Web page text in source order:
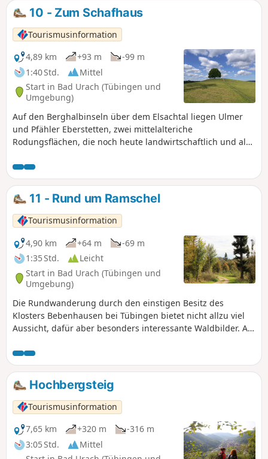
begangen, oder - wie die Fachleute sagen - befahren
werden, aber eine Wanderung entlang der Elsach zum
wildromantischen Talschluss mit dem eindrucksvollen
Portal der Falkensteiner Höhle lohnt sich dennoch. Der
Rückweg ist mit dem Hinweg identisch.
10 - Zum Schafhaus
Tourismusinformation
4,89 km
+93 m
-99 m
1:40 Std.
Mittel
Start in Bad Urach (Tübingen und
Umgebung)
Auf den Berghalbinseln über dem Elsachtal liegen Ulmer
und Pfähler Eberstetten, zwei mittelalteriche
Rodungsflächen, die noch heute landwirtschaftlich und als
abwechslungsreiche Rundwanderung auf gut ausgebauten
Feld- und Waldwegen. Ungefähr die Hälfte der Route
verläuft im schattigen Hochwald. Steigungen und Gefälle
sind mäßig.
11 - Rund um Ramschel
Tourismusinformation
4,90 km
+64 m
-69 m
1:35 Std.
Leicht
Start in Bad Urach (Tübingen und
Umgebung)
Die Rundwanderung durch den einstigen Besitz des
Klosters Bebenhausen bei Tübingen bietet nicht allzu viel
Aussicht, dafür aber besonders interessante Waldbilder. An
Schatten. Die Wege sind auch bei feuchter Witterung
bequem zu begehen und größere Steigungen gilt es nicht
zu überwinden.
Hochbergsteig
Tourismusinformation
7,65 km
+320 m
-316 m
3:05 Std.
Mittel